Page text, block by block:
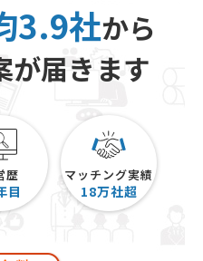
3.9社から
が届きます
歴
目
マッチング実績
18万社超